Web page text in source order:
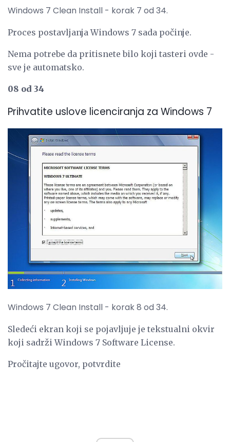
Windows 7 Clean Install - korak 7 od 34.
Proces postavljanja Windows 7 sada počinje.
Nema potrebe da pritisnete bilo koji tasteri ovde -
sve je automatsko.
08 od 34
Prihvatite uslove licenciranja za Windows 7
Windows 7 Clean Install - korak 8 od 34.
Sledeći ekran koji se pojavljuje je tekstualni okvir
koji sadrži Windows 7 Software License.
Pročitajte ugovor, potvrdite